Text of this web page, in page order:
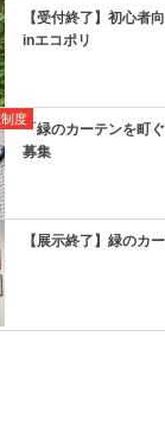
【受付終了】初心者
inエコポリ
度
「緑のカーテンを町
募集
【展示終了】緑のカ